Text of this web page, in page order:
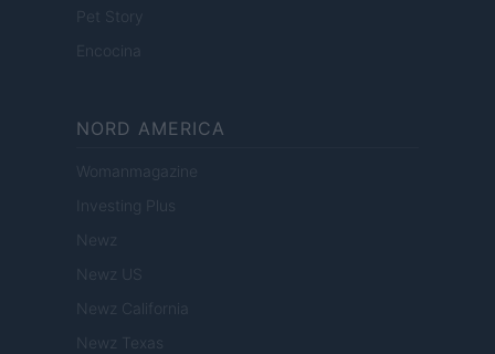
Pet Story
Encocina
NORD AMERICA
Womanmagazine
Investing Plus
Newz
Newz US
Newz California
Newz Texas